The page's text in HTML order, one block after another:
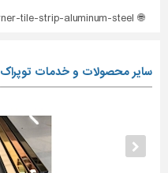
🌐 https://toprakco.com/toprak-corner-tile-strip-aluminum-steel/
سایر محصولات و خدمات توپراک